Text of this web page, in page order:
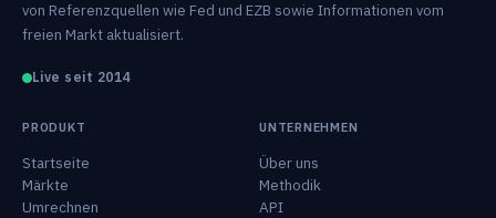
von Referenzquellen wie Fed und EZB sowie Informationen vom
freien Markt aktualisiert.
Live seit 2014
PRODUKT
Startseite
Märkte
Umrechnen
UNTERNEHMEN
Über uns
Methodik
API